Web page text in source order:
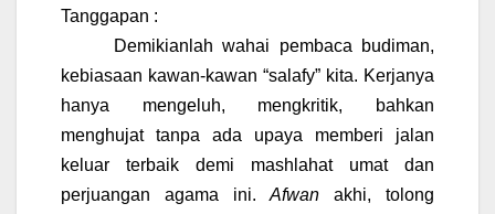
Tanggapan :
Demikianlah wahai pembaca budiman,
kebiasaan kawan-kawan “salafy” kita. Kerjanya
hanya mengeluh, mengkritik, bahkan
menghujat tanpa ada upaya memberi jalan
keluar terbaik demi mashlahat umat dan
perjuangan agama ini.Afwan akhi, tolong